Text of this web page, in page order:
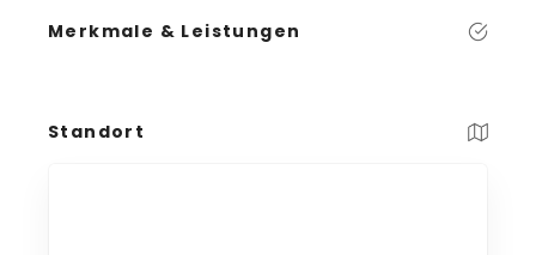
Merkmale & Leistungen
Standort